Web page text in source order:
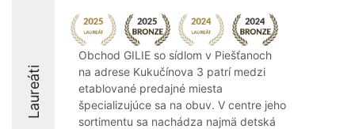
Laureáti
Obchod GILIE so sídlom v Piešťanoch
na adrese Kukučínova 3 patrí medzi
etablované predajné miesta
špecializujúce sa na obuv. V centre jeho
sortimentu sa nachádza najmä detská